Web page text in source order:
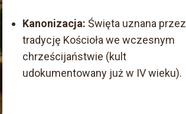
Kanonizacja: Święta uznana przez
tradycję Kościoła we wczesnym
chrześcijaństwie (kult
udokumentowany już w IV wieku).